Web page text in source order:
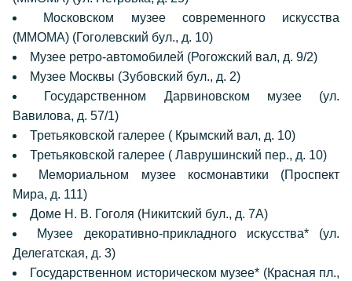
Московском музее современного искусства
(ММОМА) (Гоголевский бул., д. 10)
Музее ретро-автомобилей (Рогожский вал, д. 9/2)
Музее Москвы (Зубовский бул., д. 2)
Государственном Дарвиновском музее (ул.
Вавилова, д. 57/1)
Третьяковской галерее ( Крымский вал, д. 10)
Третьяковской галерее ( Лаврушинский пер., д. 10)
Мемориальном музее космонавтики (Проспект
Мира, д. 111)
Доме Н. В. Гоголя (Никитский бул., д. 7А)
Музее декоративно-прикладного искусства* (ул.
Делегатская, д. 3)
Государственном историческом музее* (Красная пл.,